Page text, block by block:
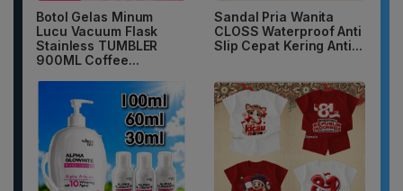
Botol Gelas Minum
Lucu Vacuum Flask
Stainless TUMBLER
900ML Coffee...
Sandal Pria Wanita
CLOSS Waterproof Anti
Slip Cepat Kering Anti...